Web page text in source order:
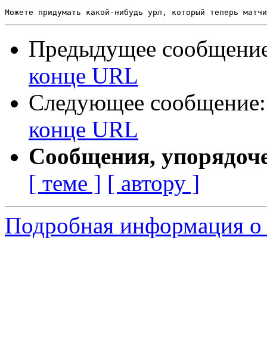
Предыдущее
конце URL
Следующее
конце URL
Сообщения,
[ теме ] [ автору ]
Подробная информация